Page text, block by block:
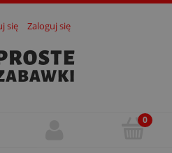
się Zaloguj się